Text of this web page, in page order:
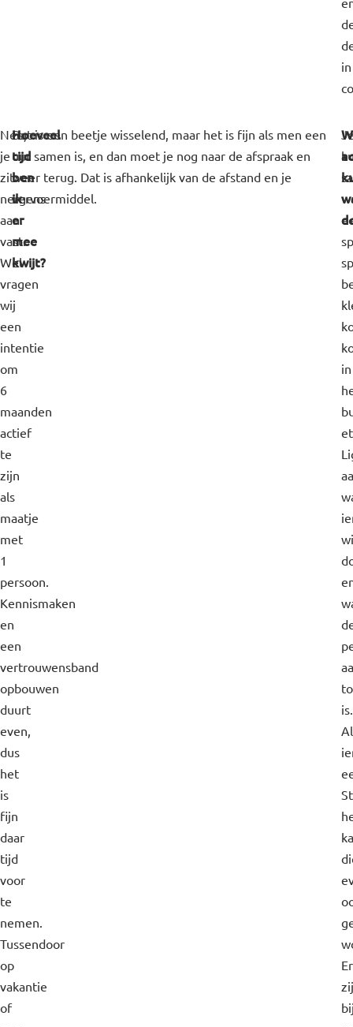
in
Nee,
je
zit
nergens
aan
vast.
Wel
vragen
wij
een
intentie
om
6
maanden
actief
te
zijn
als
maatje
met
1
persoon.
Kennismaken
en
een
vertrouwensband
opbouwen
duurt
even,
dus
het
is
fijn
daar
tijd
voor
te
nemen.
Tussendoor
op
vakantie
of
Hoeveel
tijd
ben
ik
er
mee
kwijt?
Dat is een beetje wisselend, maar het is fijn als men een
uur samen is, en dan moet je nog naar de afspraak en
weer terug. Dat is afhankelijk van de afstand en je
vervoermiddel.
in
is.
Er